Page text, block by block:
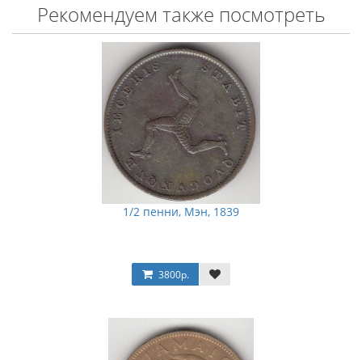
Рекомендуем также посмотреть
1/2 пенни, Мэн, 1839
3800р.